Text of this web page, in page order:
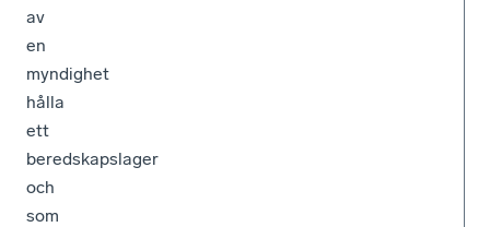
av
en
myndighet
hålla
ett
beredskapslager
och
som